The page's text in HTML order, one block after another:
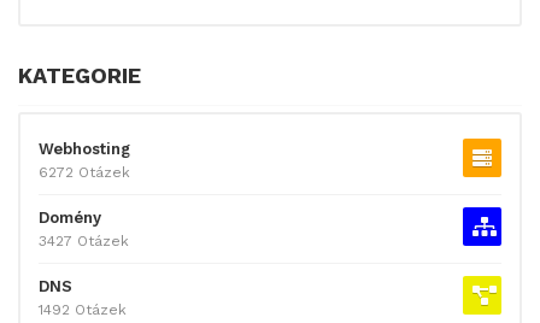
KATEGORIE
Webhosting
6272 Otázek
Domény
3427 Otázek
DNS
1492 Otázek